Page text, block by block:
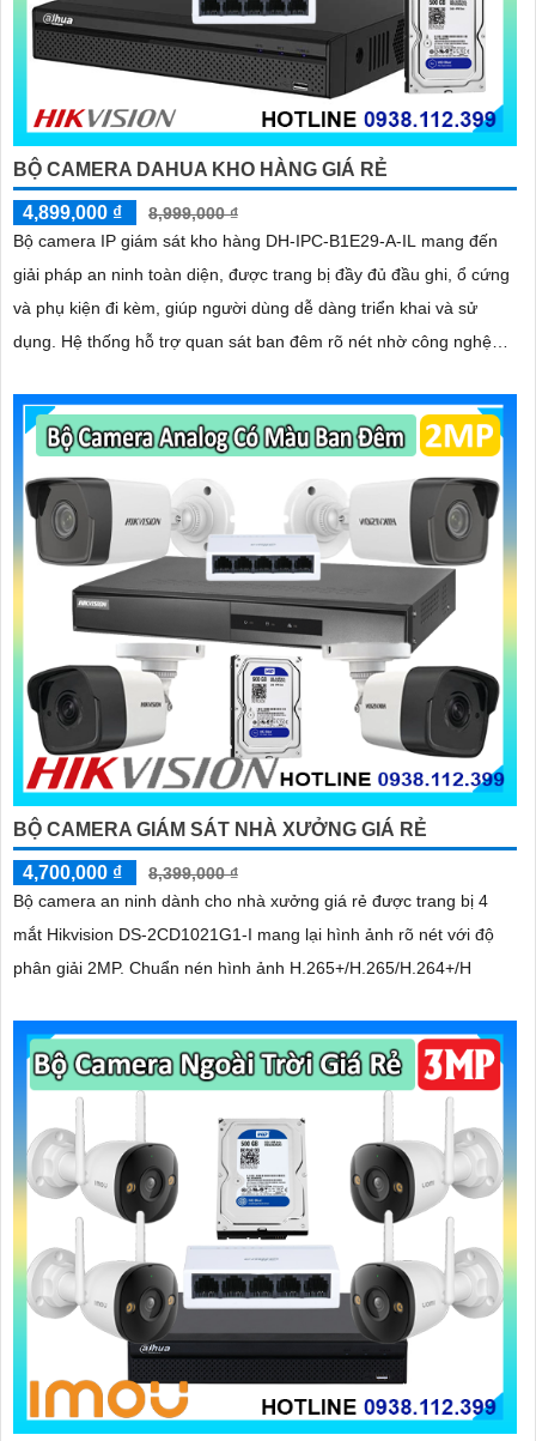
BỘ CAMERA DAHUA KHO HÀNG GIÁ RẺ
4,899,000 ₫
8,999,000 ₫
Bộ camera IP giám sát kho hàng DH-IPC-B1E29-A-IL mang đến
giải pháp an ninh toàn diện, được trang bị đầy đủ đầu ghi, ổ cứng
và phụ kiện đi kèm, giúp người dùng dễ dàng triển khai và sử
dụng. Hệ thống hỗ trợ quan sát ban đêm rõ nét nhờ công nghệ
hiện chuyển động thông minh, giúp đảm bảo an toàn tuyệt đối cho
khu vực kho hàng
BỘ CAMERA GIÁM SÁT NHÀ XƯỞNG GIÁ RẺ
4,700,000 ₫
8,399,000 ₫
Bộ camera an ninh dành cho nhà xưởng giá rẻ được trang bị 4
mắt Hikvision DS-2CD1021G1-I mang lại hình ảnh rõ nét với độ
phân giải 2MP. Chuẩn nén hình ảnh H.265+/H.265/H.264+/H